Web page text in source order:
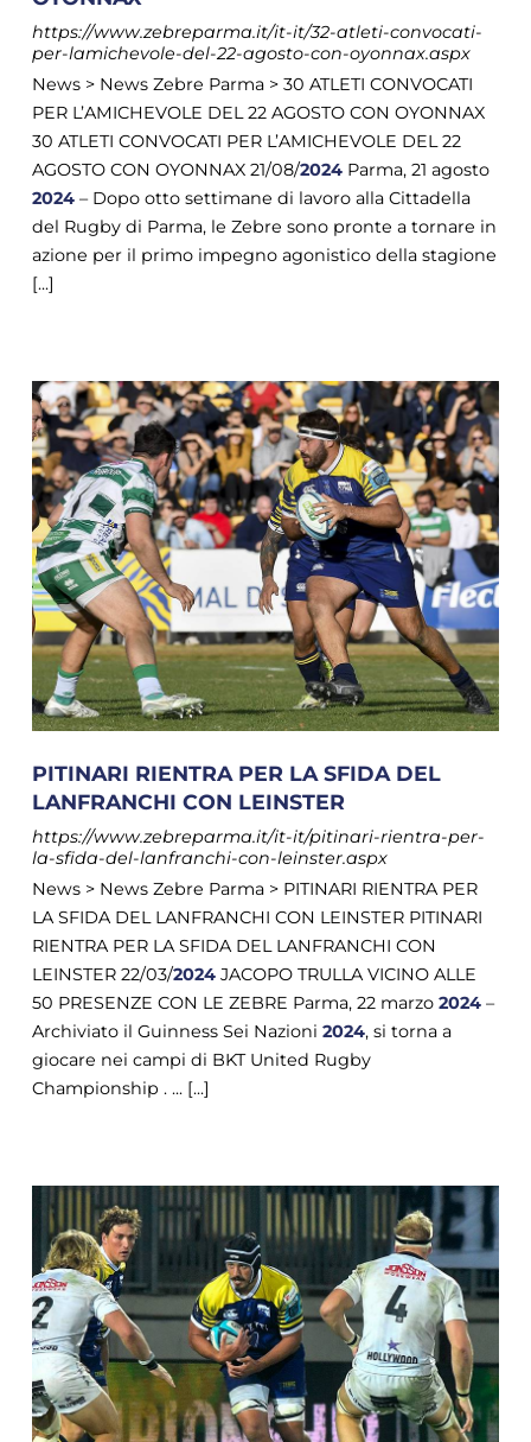
https://www.zebreparma.it/it-it/32-atleti-convocati-
per-lamichevole-del-22-agosto-con-oyonnax.aspx
News > News Zebre Parma > 30 ATLETI CONVOCATI
PER L’AMICHEVOLE DEL 22 AGOSTO CON OYONNAX
30 ATLETI CONVOCATI PER L’AMICHEVOLE DEL 22
AGOSTO CON OYONNAX 21/08/2024Parma, 21 agosto
2024– Dopo otto settimane di lavoro alla Cittadella
del Rugby di Parma, le Zebre sono pronte a tornare in
azione per il primo impegno agonistico della stagione
[...]
PITINARI RIENTRA PER LA SFIDA DEL
LANFRANCHI CON LEINSTER
https://www.zebreparma.it/it-it/pitinari-rientra-per-
la-sfida-del-lanfranchi-con-leinster.aspx
News > News Zebre Parma > PITINARI RIENTRA PER
LA SFIDA DEL LANFRANCHI CON LEINSTER PITINARI
RIENTRA PER LA SFIDA DEL LANFRANCHI CON
LEINSTER 22/03/2024JACOPO TRULLA VICINO ALLE
50 PRESENZE CON LE ZEBRE Parma, 22 marzo 2024–
Archiviato il Guinness Sei Nazioni 2024, si torna a
giocare nei campi di BKT United Rugby
Championship . ... [...]